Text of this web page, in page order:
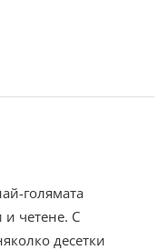
голямата
и четене. С
десетки